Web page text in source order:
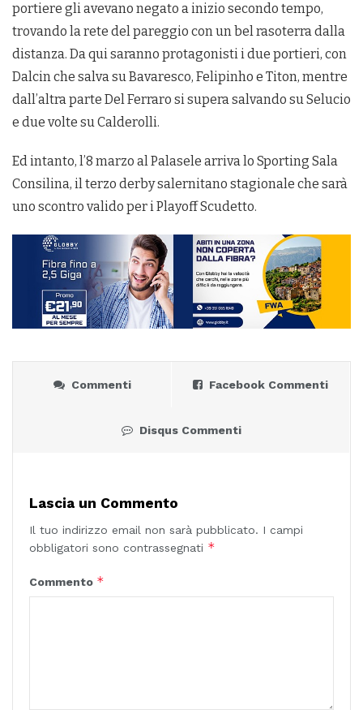
portiere gli avevano negato a inizio secondo tempo,
trovando la rete del pareggio con un bel rasoterra dalla
distanza. Da qui saranno protagonisti i due portieri, con
Dalcin che salva su Bavaresco, Felipinho e Titon, mentre
dall’altra parte Del Ferraro si supera salvando su Selucio
e due volte su Calderolli.
Ed intanto, l’8 marzo al Palasele arriva lo Sporting Sala
Consilina, il terzo derby salernitano stagionale che sarà
uno scontro valido per i Playoff Scudetto.
Commenti Facebook Commenti
Disqus Commenti
Lascia un Commento
Il tuo indirizzo email non sarà pubblicato. I campi
obbligatori sono contrassegnati *
Commento *